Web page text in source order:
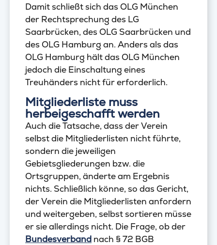
Damit schließt sich das OLG München
der Rechtsprechung des LG
Saarbrücken, des OLG Saarbrücken und
des OLG Hamburg an. Anders als das
OLG Hamburg hält das OLG München
jedoch die Einschaltung eines
Treuhänders nicht für erforderlich.
Mitgliederliste muss
herbeigeschafft werden
Auch die Tatsache, dass der Verein
selbst die Mitgliederlisten nicht führte,
sondern die jeweiligen
Gebietsgliederungen bzw. die
Ortsgruppen, änderte am Ergebnis
nichts. Schließlich könne, so das Gericht,
der Verein die Mitgliederlisten anfordern
und weitergeben, selbst sortieren müsse
er sie allerdings nicht. Die Frage, ob der
Bundesverband nach § 72 BGB